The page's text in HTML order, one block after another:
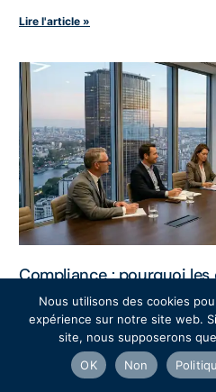
Lire l'article »
Compliance : pourquoi les
externalisent-elles cette
31 mars 2026
Lire l'article »
Nous utilisons des cookies
expérience sur notre site web.
site, nous supposerons
OK
Non